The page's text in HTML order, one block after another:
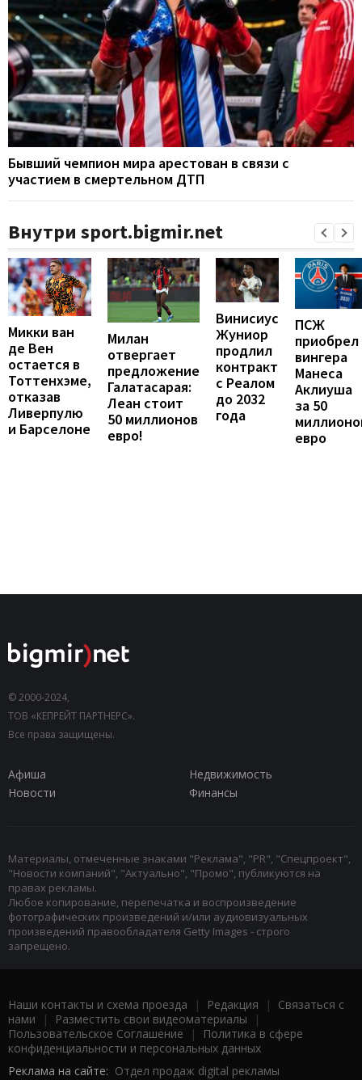
Бывший чемпион мира арестован в связи с
участием в смертельном ДТП
Внутри sport.bigmir.net
Микки ван
де Вен
остается в
Тоттенхэме,
отказав
Ливерпулю
и Барселоне
Милан
отвергает
предложение
Галатасарая:
Леан стоит
50 миллионов
евро!
Винисиус
Жуниор
продлил
контракт
с Реалом
до 2032
года
ПСЖ
приобрел
вингера
Манеса
Аклиуша
за 50
евро
© 2000-2024,
ТОВ «КЕПРЕЙТ ПАРТНЕРС».
Все права защищены.
Афиша
Недвижимость
Новости
Финансы
Материалы, отмеченные знаками "Реклама", "PR", "Спецпроект",
"Новости компаний", "Актуально", "Промо", публикуются на
правах рекламы.
Любое копирование, перепечатка и воспроизведение
фотографических произведений и/или аудиовизуальных
произведений правообладателя Getty Images - строго
запрещено.
Наши контакты и схема проезда | Редакция | Связаться с
нами | Разместить свои видеоматериалы |
Пользовательское Соглашение |
Политика в сфере
конфиденциальности и персональных данных
Реклама на сайте: Отдел продаж digital рекламы